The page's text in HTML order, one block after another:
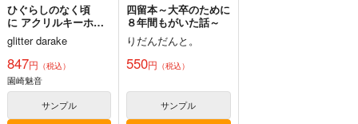
ひぐらしのなく頃
に アクリルキーホル
ダー | 園崎魅音 と 園
崎詩音
glitter darake
847円 （税込）
園崎魅音
サンプル
四留本～大卒のために
８年間もがいた話～
りだんだんと。
550円 （税込）
サンプル